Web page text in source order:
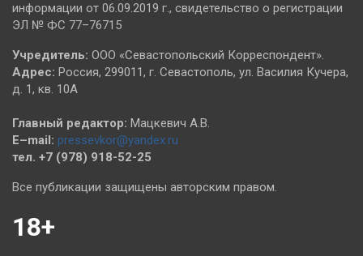
информации от 06.09.2019 г., свидетельство о регистрации
ЭЛ № ФС 77–76715
Учредитель: ООО «Севастопольский Корреспондент».
Адрес: Россия, 299011, г. Севастополь, ул. Василия Кучера,
д. 1, кв. 10А
Главный редактор: Мацкевич А.В.
E–mail: pressevkor@yandex.ru
тел. +7 (978) 918-52-25
Все публикации защищены авторским правом.
18+